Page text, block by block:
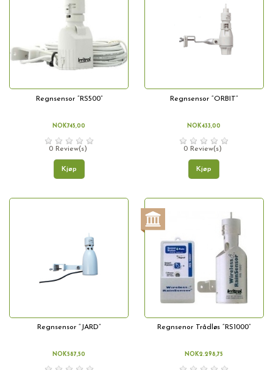
Regnsensor “RS500”
NOK745,00
0 Review(s)
Kjøp
Regnsensor “ORBIT”
NOK433,00
0 Review(s)
Kjøp
Regnsensor “JARD”
NOK587,50
Regnsenor Trådløs “RS1000”
NOK2.298,75